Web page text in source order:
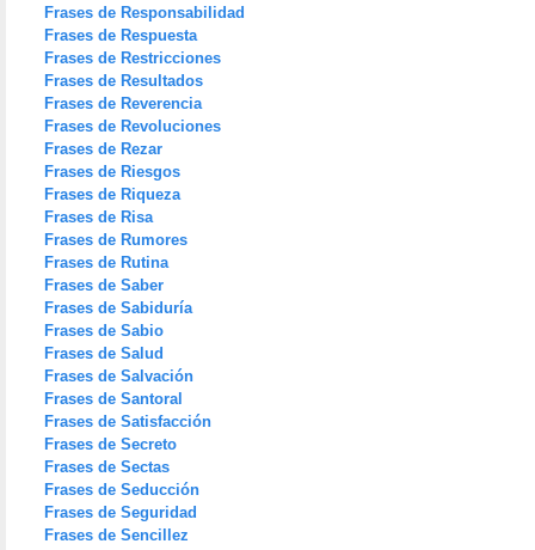
Frases de Responsabilidad
Frases de Respuesta
Frases de Restricciones
Frases de Resultados
Frases de Reverencia
Frases de Revoluciones
Frases de Rezar
Frases de Riesgos
Frases de Riqueza
Frases de Risa
Frases de Rumores
Frases de Rutina
Frases de Saber
Frases de Sabiduría
Frases de Sabio
Frases de Salud
Frases de Salvación
Frases de Santoral
Frases de Satisfacción
Frases de Secreto
Frases de Sectas
Frases de Seducción
Frases de Seguridad
Frases de Sencillez